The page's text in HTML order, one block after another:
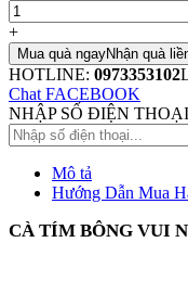
+
Mua quà ngayNhận quà
HOTLINE: 0973353102
Chat FACEBOOK
NHẬP SỐ ĐIỆN THOẠI
Mô tả
Hướng Dẫn Mua
CÀ TÍM BÔNG VUI